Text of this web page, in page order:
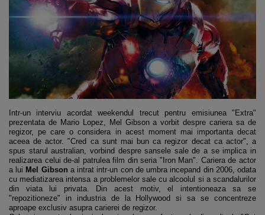
Intr-un interviu acordat weekendul trecut pentru emisiunea "Extra"
prezentata de Mario Lopez, Mel Gibson a vorbit despre cariera sa de
regizor, pe care o considera in acest moment mai importanta decat
aceea de actor. "Cred ca sunt mai bun ca regizor decat ca actor", a
spus starul australian, vorbind despre sansele sale de a se implica in
realizarea celui de-al patrulea film din seria "Iron Man". Cariera de actor
a lui Mel Gibson a intrat intr-un con de umbra incepand din 2006, odata
cu mediatizarea intensa a problemelor sale cu alcoolul si a scandalurilor
din viata lui privata. Din acest motiv, el intentioneaza sa se
"repozitioneze" in industria de la Hollywood si sa se concentreze
aproape exclusiv asupra carierei de regizor.